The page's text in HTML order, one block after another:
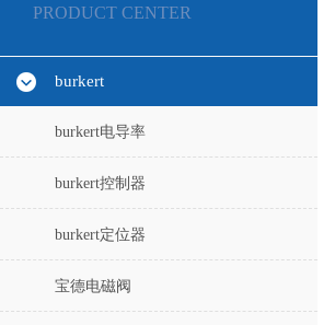
PRODUCT CENTER
burkert
burkert电导率
burkert控制器
burkert定位器
宝德电磁阀